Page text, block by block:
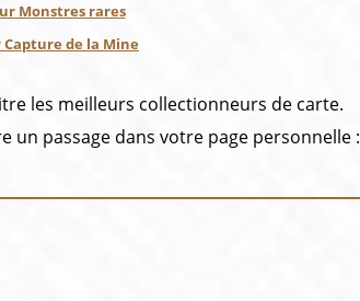
Monstres rares
Capture de la Mine
les meilleurs collectionneurs de carte.
un passage dans votre page personnelle :